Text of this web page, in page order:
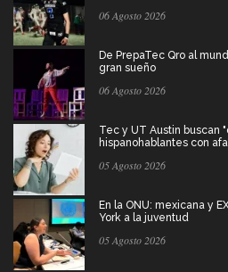
06 Agosto 2026
De PrepaTec Qro al
gran sueño
06 Agosto 2026
Tec y UT Austin buscan
hispanohablantes con
05 Agosto 2026
En la ONU: mexicana y
York a la juventud
05 Agosto 2026